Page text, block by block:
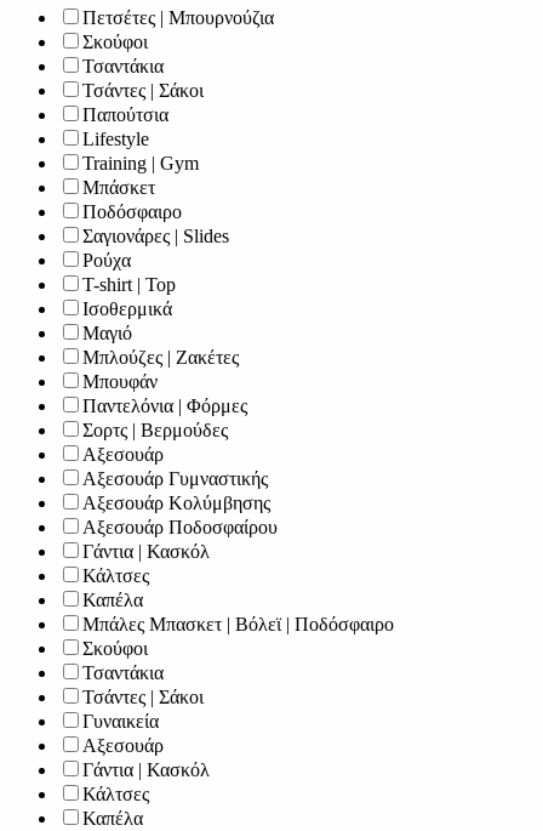
Πετσέτες | Μπουρνούζια
Σκούφοι
Τσαντάκια
Τσάντες | Σάκοι
Παπούτσια
Lifestyle
Training | Gym
Μπάσκετ
Ποδόσφαιρο
Σαγιονάρες | Slides
Ρούχα
T-shirt | Top
Ισοθερμικά
Μαγιό
Μπλούζες | Ζακέτες
Μπουφάν
Παντελόνια | Φόρμες
Σορτς | Βερμούδες
Αξεσουάρ
Αξεσουάρ Γυμναστικής
Αξεσουάρ Κολύμβησης
Αξεσουάρ Ποδοσφαίρου
Γάντια | Κασκόλ
Κάλτσες
Καπέλα
Μπάλες Μπασκετ | Βόλεϊ | Ποδόσφαιρο
Σκούφοι
Τσαντάκια
Τσάντες | Σάκοι
Γυναικεία
Αξεσουάρ
Γάντια | Κασκόλ
Κάλτσες
Καπέλα